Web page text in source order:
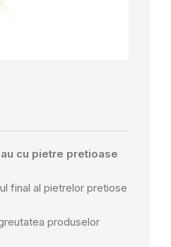
cu pietre pretioase
final al pietrelor pretiose
produselor